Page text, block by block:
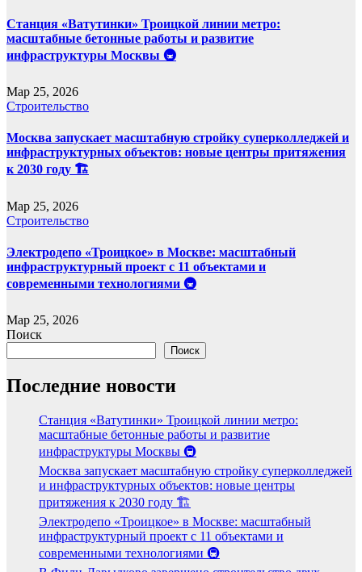
Станция «Ватутинки» Троицкой линии метро:
масштабные бетонные работы и развитие
инфраструктуры Москвы 🚇
Мар 25, 2026
Строительство
Москва запускает масштабную стройку суперколледжей и
инфраструктурных объектов: новые центры притяжения
к 2030 году 🏗️
Мар 25, 2026
Строительство
Электродепо «Троицкое» в Москве: масштабный
инфраструктурный проект с 11 объектами и
современными технологиями 🚇
Мар 25, 2026
Поиск
Поиск
Последние новости
Станция «Ватутинки» Троицкой линии метро:
масштабные бетонные работы и развитие
инфраструктуры Москвы 🚇
Москва запускает масштабную стройку суперколледжей
и инфраструктурных объектов: новые центры
притяжения к 2030 году 🏗️
Электродепо «Троицкое» в Москве: масштабный
инфраструктурный проект с 11 объектами и
современными технологиями 🚇